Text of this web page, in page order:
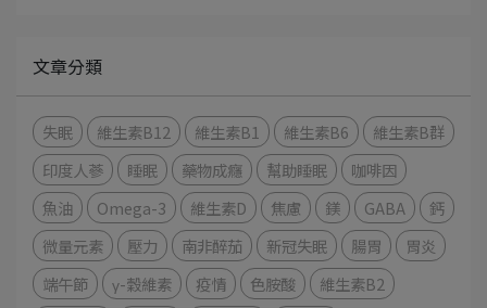
文章分類
失眠 維生素B12 維生素B1 維生素B6
維生素B群
印度人蔘
睡眠 藥物成癮 幫助睡眠
咖啡因
魚油
Omega-3 維生素D 焦慮 鎂 GABA
鈣
微量元素
壓力 南非醉茄 新冠失眠 腸胃
胃炎
端午節
γ-穀維素 疫情 色胺酸
維生素B2